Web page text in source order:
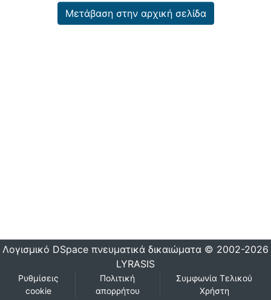
Μετάβαση στην αρχική σελίδα
Λογισμικό DSpace πνευματικά δικαιώματα © 2002-2026
LYRASIS
Ρυθμίσεις
cookie
Πολιτική
απορρήτου
Συμφωνία Τελικού
Χρήστη